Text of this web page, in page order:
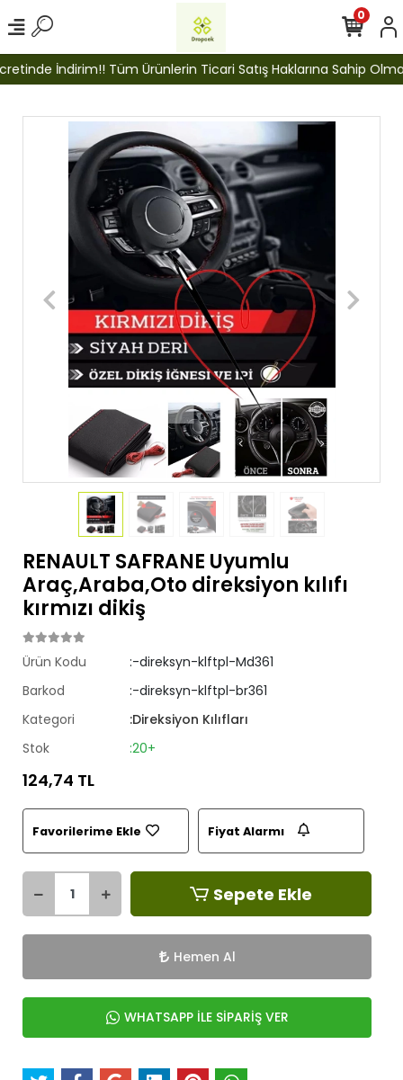
İndirim!! Tüm Ürünlerin Ticari Satış Haklarına Sahip
0
RENAULT SAFRANE Uyumlu
Araç,Araba,Oto direksiyon kılıfı
kırmızı dikiş
Ürün Kodu
:-direksyn-klftpl-Md361
Barkod
:-direksyn-klftpl-br361
Kategori
:Direksiyon Kılıfları
Stok
:20+
124,74 TL
Favorilerime Ekle Fiyat Alarmı
Sepete Ekle
Hemen Al
WHATSAPP İLE SİPARİŞ VER